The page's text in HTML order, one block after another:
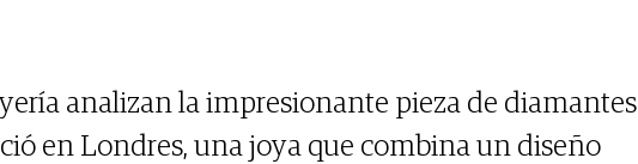
analizan la impresionante pieza de diamantes
en Londres, una joya que combina un diseño